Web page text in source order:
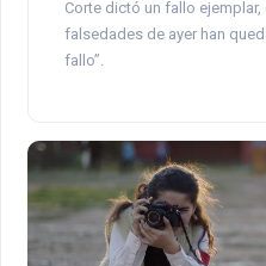
Corte dictó un fallo
falsedades de ayer han
fallo”.